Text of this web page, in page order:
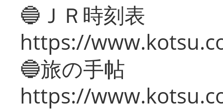
🔵ＪＲ時刻表
https://
🔵旅の手帖
https://